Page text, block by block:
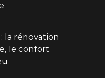
la rénovation
le confort